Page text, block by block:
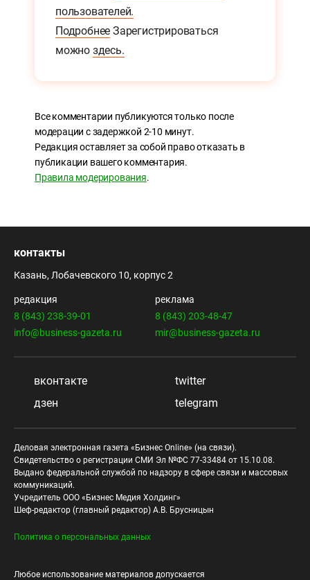
пользователей.
Подробнее Зарегистрироваться
можно здесь.
Все комментарии публикуются только после
модерации с задержкой 2-10 минут.
Редакция оставляет за собой право отказать в
публикации вашего комментария.
Правила модерирования.
контакты
Казань, Лобачевского 10, корпус 2
редакция
8 (843) 238-39-01
info@business-gazeta.ru
реклама
8 (843) 203-48-47
mir@business-gazeta.ru
вконтакте
twitter
дзен
telegram
Деловая электронная газета «Бизнес Online» (на связи).
Свидетельство о регистрации СМИ Эл №ФС 77-33484 от 15.10.08.
Выдано федеральной службой по надзору в сфере связи и массовых
коммуникаций.
Учредитель ООО «Бизнес Медия Холдинг»
Шеф-редактор (главный редактор) А.В. Брусницын
Политика о персональных данных
Любое использование материалов допускается